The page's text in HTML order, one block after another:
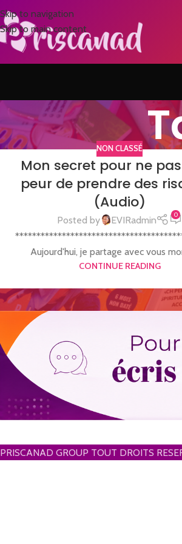
Skip to navigation
Skip to main content
NON CLASSÉ
Mon secret pour ne
peur de prendre des
(Audio)
Posted by EVIRadmin 0
Aujourd'hui, je partage avec vous
CONTINUE READING
PRISCANAD GROUP TOUT DROITS